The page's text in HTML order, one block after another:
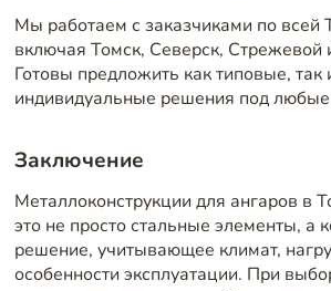
Мы работаем с заказчиками по всей
включая Томск, Северск, Стрежевой
Готовы предложить как типовые, так
индивидуальные решения под любые
Заключение
Металлоконструкции для ангаров в
это не просто стальные элементы, а
решение, учитывающее климат,
особенности эксплуатации. При